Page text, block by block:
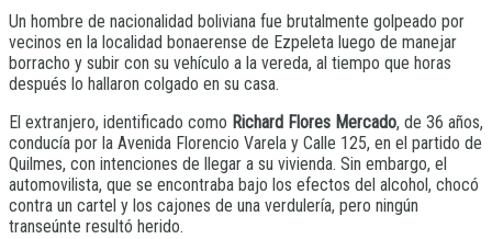
Un hombre de nacionalidad boliviana fue brutalmente golpeado por
vecinos en la localidad bonaerense de Ezpeleta luego de manejar
borracho y subir con su vehículo a la vereda, al tiempo que horas
después lo hallaron colgado en su casa.
El extranjero, identificado como Richard Flores Mercado, de 36 años,
conducía por la Avenida Florencio Varela y Calle 125, en el partido de
Quilmes, con intenciones de llegar a su vivienda. Sin embargo, el
automovilista, que se encontraba bajo los efectos del alcohol, chocó
contra un cartel y los cajones de una verdulería, pero ningún
transeúnte resultó herido.